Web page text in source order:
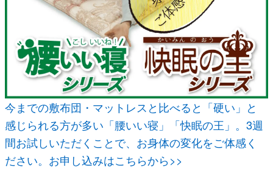
今までの敷布団・マットレスと比べると「硬い」と
感じられる方が多い「腰いい寝」「快眠の王」。3週
間お試しいただくことで、お身体の変化をご体感く
ださい。お申し込みはこちらから>>